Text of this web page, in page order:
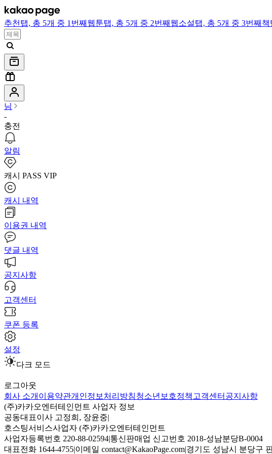
추천 탭, 총 5개 중 1번째 웹툰탭, 총 5개 중 2번째 웹소설탭, 총 5개 중 3번째 책
님
-
충전
알림
캐시 PASS VIP
캐시 내역
이용권 내역
댓글 내역
공지사항
고객센터
쿠폰 등록
설정
다크 모드
로그아웃
회사 소개 이용약관개인정보처리방침청소년보호정책 고객센터 공지사항
(주)카카오엔터테인먼트 사업자 정보
공동대표이사 고정희, 장윤중|
호스팅서비스사업자 (주)카카오엔터테인먼트
사업자등록번호 220-88-02594|통신판매업 신고번호 2018-성남분당B-0004
대표전화 1644-4755|이메일 contact@KakaoPage.com|경기도 성남시 분당구